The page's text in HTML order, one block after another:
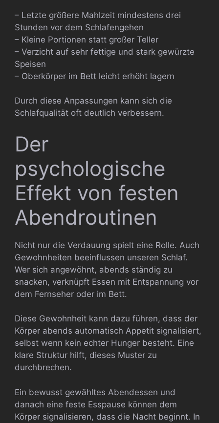
– Letzte größere Mahlzeit mindestens drei
Stunden vor dem Schlafengehen
– Kleine Portionen statt großer Teller
– Verzicht auf sehr fettige und stark gewürzte
Speisen
– Oberkörper im Bett leicht erhöht lagern
Durch diese Anpassungen kann sich die
Schlafqualität oft deutlich verbessern.
Der
psychologische
Effekt von festen
Abendroutinen
Nicht nur die Verdauung spielt eine Rolle. Auch
Gewohnheiten beeinflussen unseren Schlaf.
Wer sich angewöhnt, abends ständig zu
snacken, verknüpft Essen mit Entspannung vor
dem Fernseher oder im Bett.
Diese Gewohnheit kann dazu führen, dass der
Körper abends automatisch Appetit signalisiert,
selbst wenn kein echter Hunger besteht. Eine
klare Struktur hilft, dieses Muster zu
durchbrechen.
Ein bewusst gewähltes Abendessen und
danach eine feste Esspause können dem
Körper signalisieren, dass die Nacht beginnt. In